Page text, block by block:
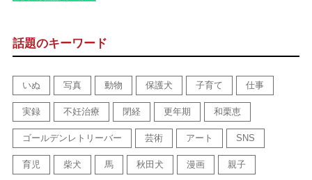
話題のキーワード
いぬ 写真 動物 保護犬 子育て 仕事
実録 不妊治療 閉経 更年期 和栗恵
ゴールデンレトリーバー 芸術 アート SNS
育児 柴犬 馬 秋田犬 漫画 親子